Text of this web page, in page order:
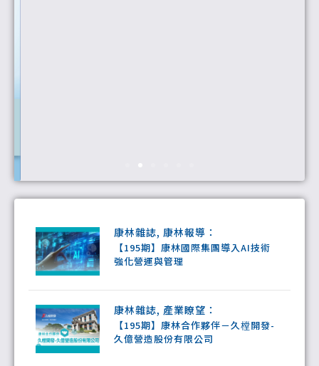
康林雜誌,康林報導 ：
【195期】康林國際集團導入AI技術
強化營運與管理
康林雜誌, 產業瞭望 ：
【195期】康林合作夥伴－久樘開發-
久億營造股份有限公司